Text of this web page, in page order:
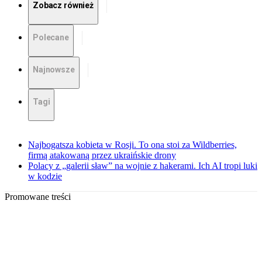
Zobacz również
Polecane
Najnowsze
Tagi
Najbogatsza kobieta w Rosji. To ona stoi za Wildberries,
firmą atakowaną przez ukraińskie drony
Polacy z „galerii sław” na wojnie z hakerami. Ich AI tropi luki
w kodzie
Promowane treści